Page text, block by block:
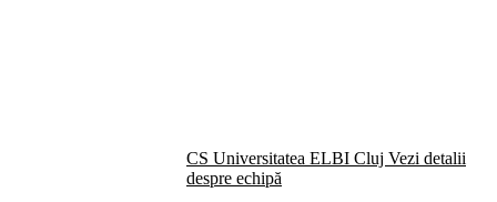
CS Universitatea ELBI Cluj Vezi detalii
despre echipă